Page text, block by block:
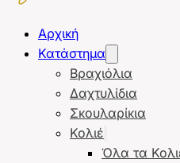
Αρχική
Κατάστημα
Βραχιόλια
Δαχτυλίδια
Σκουλαρίκια
Κολιέ
Όλα τα